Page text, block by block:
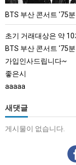
'75
분
브
"큰
실
BTS 부산 콘서트 '75분 지연' 성토…하이브 "
초기 거래대상은 약 10개 종목으로 시작해 최대 100개까지 확대
BTS 부산 콘서트 '75
가입인사드립니다~
좋은시
aaaaa
새댓글
게시물이 없습니다.